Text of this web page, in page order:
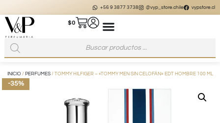
+56 9 3877 3738 @vyp_store.chile vypstore.cl
$0
INICIO / PERFUMES/ TOMMY HILFIGER – «TOMMY MEN SIN CELOFÁN» EDT HOMBRE 100 ML
-35%